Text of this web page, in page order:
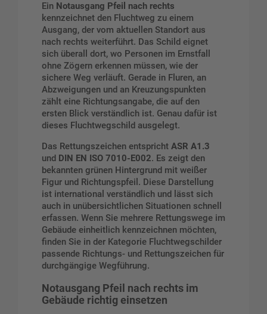
Ein Notausgang Pfeil nach rechts
kennzeichnet den Fluchtweg zu einem
Ausgang, der vom aktuellen Standort aus
nach rechts weiterführt. Das Schild eignet
sich überall dort, wo Personen im Ernstfall
ohne Zögern erkennen müssen, wie der
sichere Weg verläuft. Gerade in Fluren, an
Abzweigungen und an Kreuzungspunkten
zählt eine Richtungsangabe, die auf den
ersten Blick verständlich ist. Genau dafür ist
dieses Fluchtwegschild ausgelegt.
Das Rettungszeichen entspricht ASR A1.3
und DIN EN ISO 7010-E002. Es zeigt den
bekannten grünen Hintergrund mit weißer
Figur und Richtungspfeil. Diese Darstellung
ist international verständlich und lässt sich
auch in unübersichtlichen Situationen schnell
erfassen. Wenn Sie mehrere Rettungswege im
Gebäude einheitlich kennzeichnen möchten,
finden Sie in der Kategorie Fluchtwegschilder
passende Richtungs- und Rettungszeichen für
durchgängige Wegführung.
Notausgang Pfeil nach rechts im
Gebäude richtig einsetzen